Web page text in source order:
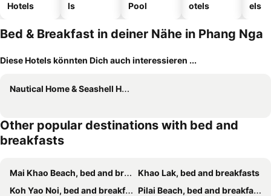
Hotels
ls
Pool
otels
els
Bed & Breakfast in deiner Nähe in Phang Nga
Diese Hotels könnten Dich auch interessieren ...
Nautical Home & Seashell House B&B
Other popular destinations with bed and
breakfasts
Mai Khao Beach, bed and breakfasts
Khao Lak, bed and breakfasts
Koh Yao Noi, bed and breakfasts
Pilai Beach, bed and breakfasts